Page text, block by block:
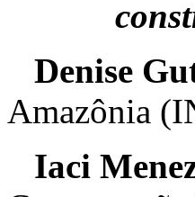
Denise
Amazônia
Iaci